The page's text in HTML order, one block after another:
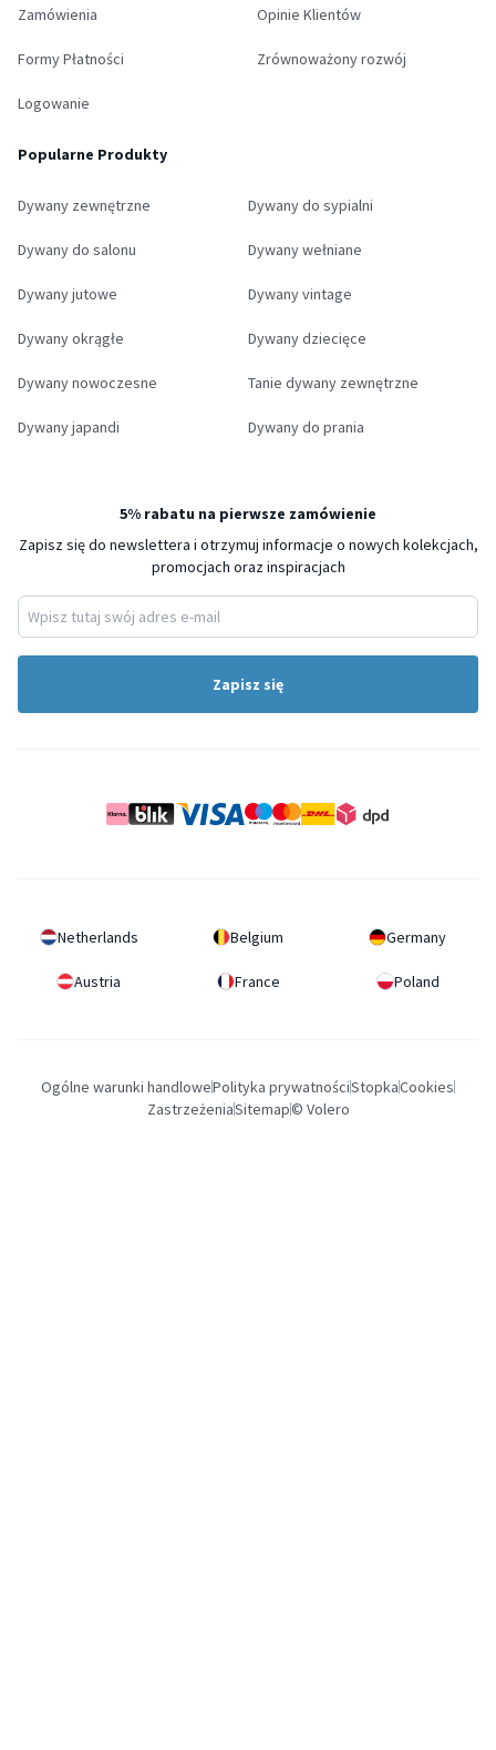
Zamówienia
Formy Płatności
Logowanie
Opinie Klientów
Zrównoważony rozwój
Popularne Produkty
Dywany zewnętrzne Dywany do sypialni
Dywany do salonu Dywany wełniane
Dywany jutowe Dywany vintage
Dywany okrągłe Dywany dziecięce
Dywany nowoczesne Tanie dywany zewnętrzne
Dywany japandi Dywany do prania
5% rabatu na pierwsze zamówienie
Zapisz się do newslettera i otrzymuj informacje o nowych kolekcjach,
promocjach oraz inspiracjach
Zapisz się
Netherlands Belgium Germany
Austria France Poland
Ogólne warunki handlowePolityka prywatnościStopkaCookies
ZastrzeżeniaSitemap© Volero